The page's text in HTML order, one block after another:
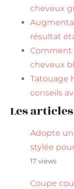
cheveux
résultat
Comment
cheveux
Tatouage
conseils
Les
Adopte
stylée
17 views
Coupe